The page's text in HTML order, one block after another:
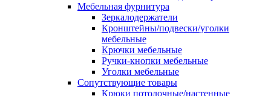
Мебельная фурнитура
Зеркалодержатели
Кронштейны/подвески/уголки
мебельные
Крючки мебельные
Ручки-кнопки мебельные
Уголки мебельные
Сопутствующие товары
Крюки потолочные/настенные